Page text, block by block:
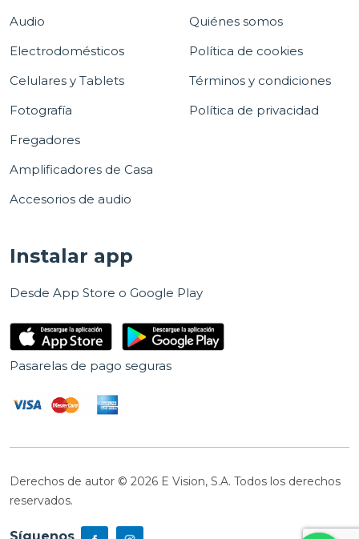
Audio
Electrodomésticos
Celulares y Tablets
Fotografía
Fregadores
Amplificadores de Casa
Accesorios de audio
Quiénes somos
Política de cookies
Términos y condiciones
Política de privacidad
Instalar app
Desde App Store o Google Play
Pasarelas de pago seguras
Derechos de autor © 2026 E Vision, S.A. Todos los derechos
reservados.